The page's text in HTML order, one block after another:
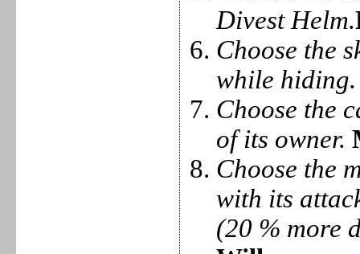
Divest Helm.
Choose the
while hiding.
Choose the
of its owner.
Choose the
with its
(20 % more